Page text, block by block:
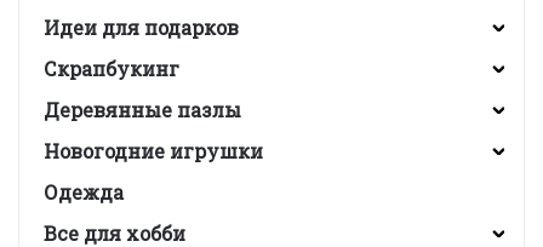
Идеи для подарков
Скрапбукинг
Деревянные пазлы
Новогодние игрушки
Одежда
Все для хобби